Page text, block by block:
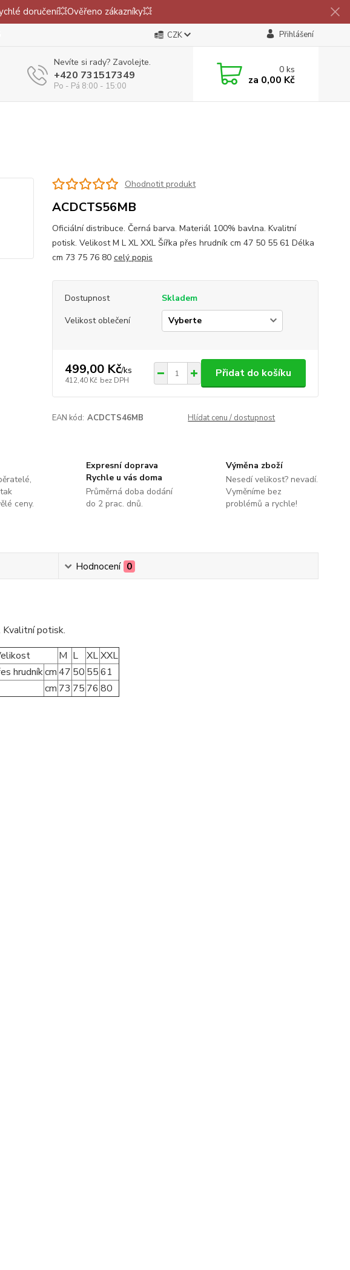
doručení💥Ověřeno zákazníky💥
CZK Přihlášení
Nevíte si rady? Zavolejte.
+420 731517349
Po - Pá 8:00 - 15:00
0ks
za 0,00 Kč
Ohodnotit produkt
ACDCTS56MB
Oficiální distribuce. Černá barva. Materiál 100% bavlna. Kvalitní
potisk. Velikost M L XL XXL Šířka přes hrudník cm 47 50 55 61 Délka
cm 73 75 76 80 celý popis
Dostupnost
Skladem
Velikost oblečení
499,00 Kč/ks
412,40 Kč bez DPH
Přidat do košíku
EAN kód: ACDCTS46MB Hlídat cenu / dostupnost
ceny.
Expresní doprava
Rychle u vás doma
Průměrná doba dodání
do 2 prac. dnů.
Výměna zboží
Nesedí velikost? nevadí.
Vyměníme bez
problémů a rychle!
Hodnocení 0
Kvalitní potisk.
M L XLXXL
hrudníkcm47 50 5561
cm 73 75 76 80